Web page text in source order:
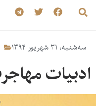
سه‌شنبه، ۳۱ شهریور ۱۳۹۴
ادبیات